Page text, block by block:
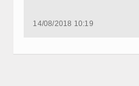
14/08/2018 10:19